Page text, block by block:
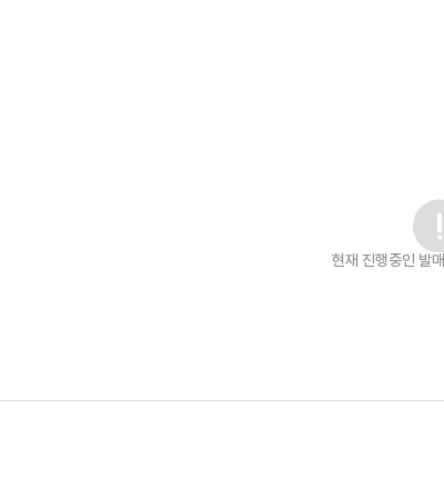
현재 진행중인 발매